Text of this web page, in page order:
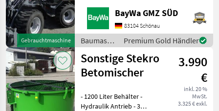
Gebrauchtmaschine
ARBEITSSCHEINWERFER
VORNE1X
HECKGEWICHTSPLATTE 62
KG1X
HYDRAULIKKREISLAUF
DPPPEL31X15.50-15
SKIDDATENBESCHEINIGUNG
BRD 20 KMDRUCKFREIER
BayWa GMZ SÜD
83104 Schönau
Baumaschinen
/ Sonstige
Premium Gold Händler
Sonstige Stekro
Betomischer
3.990
€
inkl. 20 %
MwSt.
3.325 € exkl.
- 1200 Liter Behälter -
Hydraulik Antrieb - 3